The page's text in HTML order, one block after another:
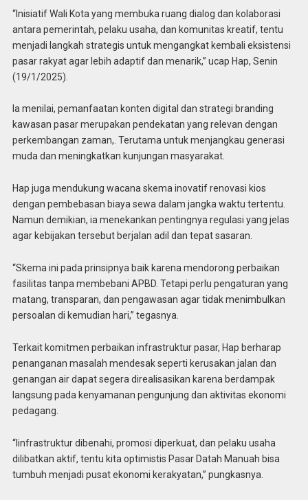
“Inisiatif Wali Kota yang membuka ruang dialog dan kolaborasi
antara pemerintah, pelaku usaha, dan komunitas kreatif, tentu
menjadi langkah strategis untuk mengangkat kembali eksistensi
pasar rakyat agar lebih adaptif dan menarik,” ucap Hap, Senin
(19/1/2025).
Ia menilai, pemanfaatan konten digital dan strategi branding
kawasan pasar merupakan pendekatan yang relevan dengan
perkembangan zaman,. Terutama untuk menjangkau generasi
muda dan meningkatkan kunjungan masyarakat.
Hap juga mendukung wacana skema inovatif renovasi kios
dengan pembebasan biaya sewa dalam jangka waktu tertentu.
Namun demikian, ia menekankan pentingnya regulasi yang jelas
agar kebijakan tersebut berjalan adil dan tepat sasaran.
“Skema ini pada prinsipnya baik karena mendorong perbaikan
fasilitas tanpa membebani APBD. Tetapi perlu pengaturan yang
matang, transparan, dan pengawasan agar tidak menimbulkan
persoalan di kemudian hari,” tegasnya.
Terkait komitmen perbaikan infrastruktur pasar, Hap berharap
penanganan masalah mendesak seperti kerusakan jalan dan
genangan air dapat segera direalisasikan karena berdampak
langsung pada kenyamanan pengunjung dan aktivitas ekonomi
pedagang.
“Iinfrastruktur dibenahi, promosi diperkuat, dan pelaku usaha
dilibatkan aktif, tentu kita optimistis Pasar Datah Manuah bisa
tumbuh menjadi pusat ekonomi kerakyatan,” pungkasnya.